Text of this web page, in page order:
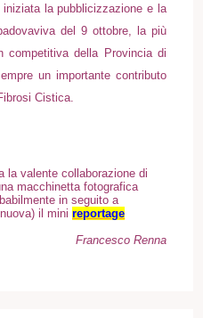
la pubblicizzazione e la
del 9 ottobre, la più
competitiva della Provincia di
un importante contributo
Cistica.
la valente collaborazione di
macchinetta fotografica
in seguito a
il mini reportage
Francesco Renna